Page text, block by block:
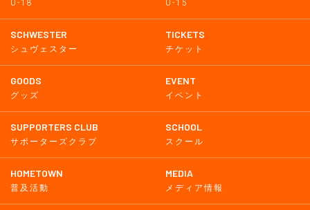
U-18 U-15
SCHWESTER
シュヴェスター
TICKETS
チケット
GOODS
グッズ
EVENT
イベント
SUPPORTERS CLUB
サポーターズクラブ
SCHOOL
スクール
HOMETOWN
普及活動
MEDIA
メディア情報